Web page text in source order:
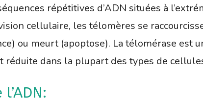
répétitives d’ADN situées à
cellulaire, les télomères se
ou meurt (apoptose). La télomérase
réduite dans la plupart des types de